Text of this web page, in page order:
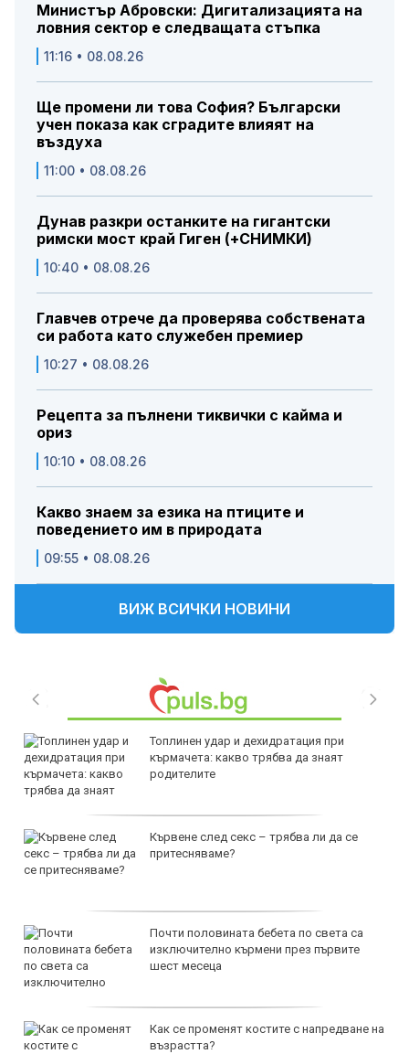
Министър Абровски: Дигитализацията на
ловния сектор е следващата стъпка
11:16 • 08.08.26
Ще промени ли това София? Български
учен показа как сградите влияят на
въздуха
11:00 • 08.08.26
Дунав разкри останките на гигантски
римски мост край Гиген (+СНИМКИ)
10:40 • 08.08.26
Главчев отрече да проверява собствената
си работа като служебен премиер
10:27 • 08.08.26
Рецепта за пълнени тиквички с кайма и
ориз
10:10 • 08.08.26
Какво знаем за езика на птиците и
поведението им в природата
09:55 • 08.08.26
ВИЖ ВСИЧКИ НОВИНИ
Топлинен удар и дехидратация при
кърмачета: какво трябва да знаят
родителите
Кървене след секс – трябва ли да се
притесняваме?
Почти половината бебета по света са
изключително кърмени през първите
шест месеца
Как се променят костите с напредване на
възрастта?